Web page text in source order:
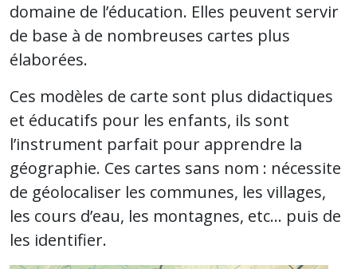
domaine de l’éducation. Elles peuvent servir
de base à de nombreuses cartes plus
élaborées.
Ces modèles de carte sont plus didactiques
et éducatifs pour les enfants, ils sont
l’instrument parfait pour apprendre la
géographie. Ces cartes sans nom : nécessite
de géolocaliser les communes, les villages,
les cours d’eau, les montagnes, etc… puis de
les identifier.